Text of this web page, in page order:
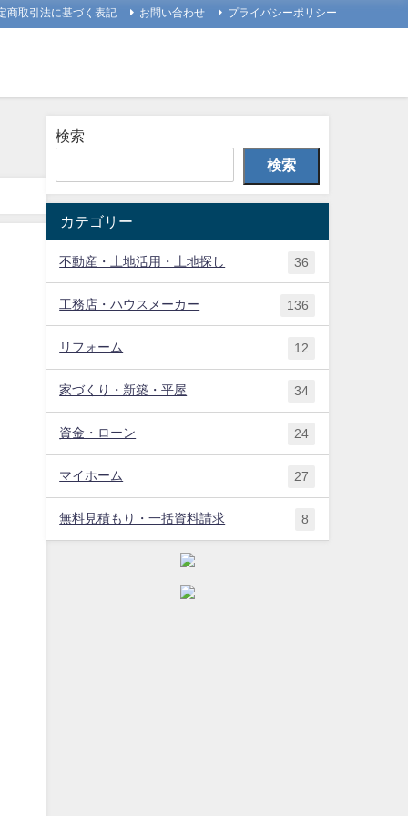
商取引法に基づく表記 お問い合わせ プライバシーポリシー
検索
検索
カテゴリー
不動産・土地活用・土地探し 36
工務店・ハウスメーカー 136
リフォーム 12
家づくり・新築・平屋 34
資金・ローン 24
マイホーム 27
無料見積もり・一括資料請求 8